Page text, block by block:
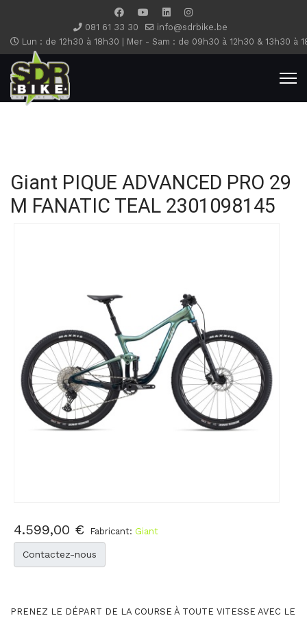
081 61 33 30
info@sdrbike.be
Lun : de 12h30 à 18h30 | Mer - Sam : de 09h30 à 12h30 & 13h30 à
Giant PIQUE ADVANCED PRO 29
M FANATIC TEAL 2301098145
4.599,00 € Fabricant: Giant
Contactez-nous
PRENEZ LE DÉPART DE LA COURSE À TOUTE VITESSE AVEC LE